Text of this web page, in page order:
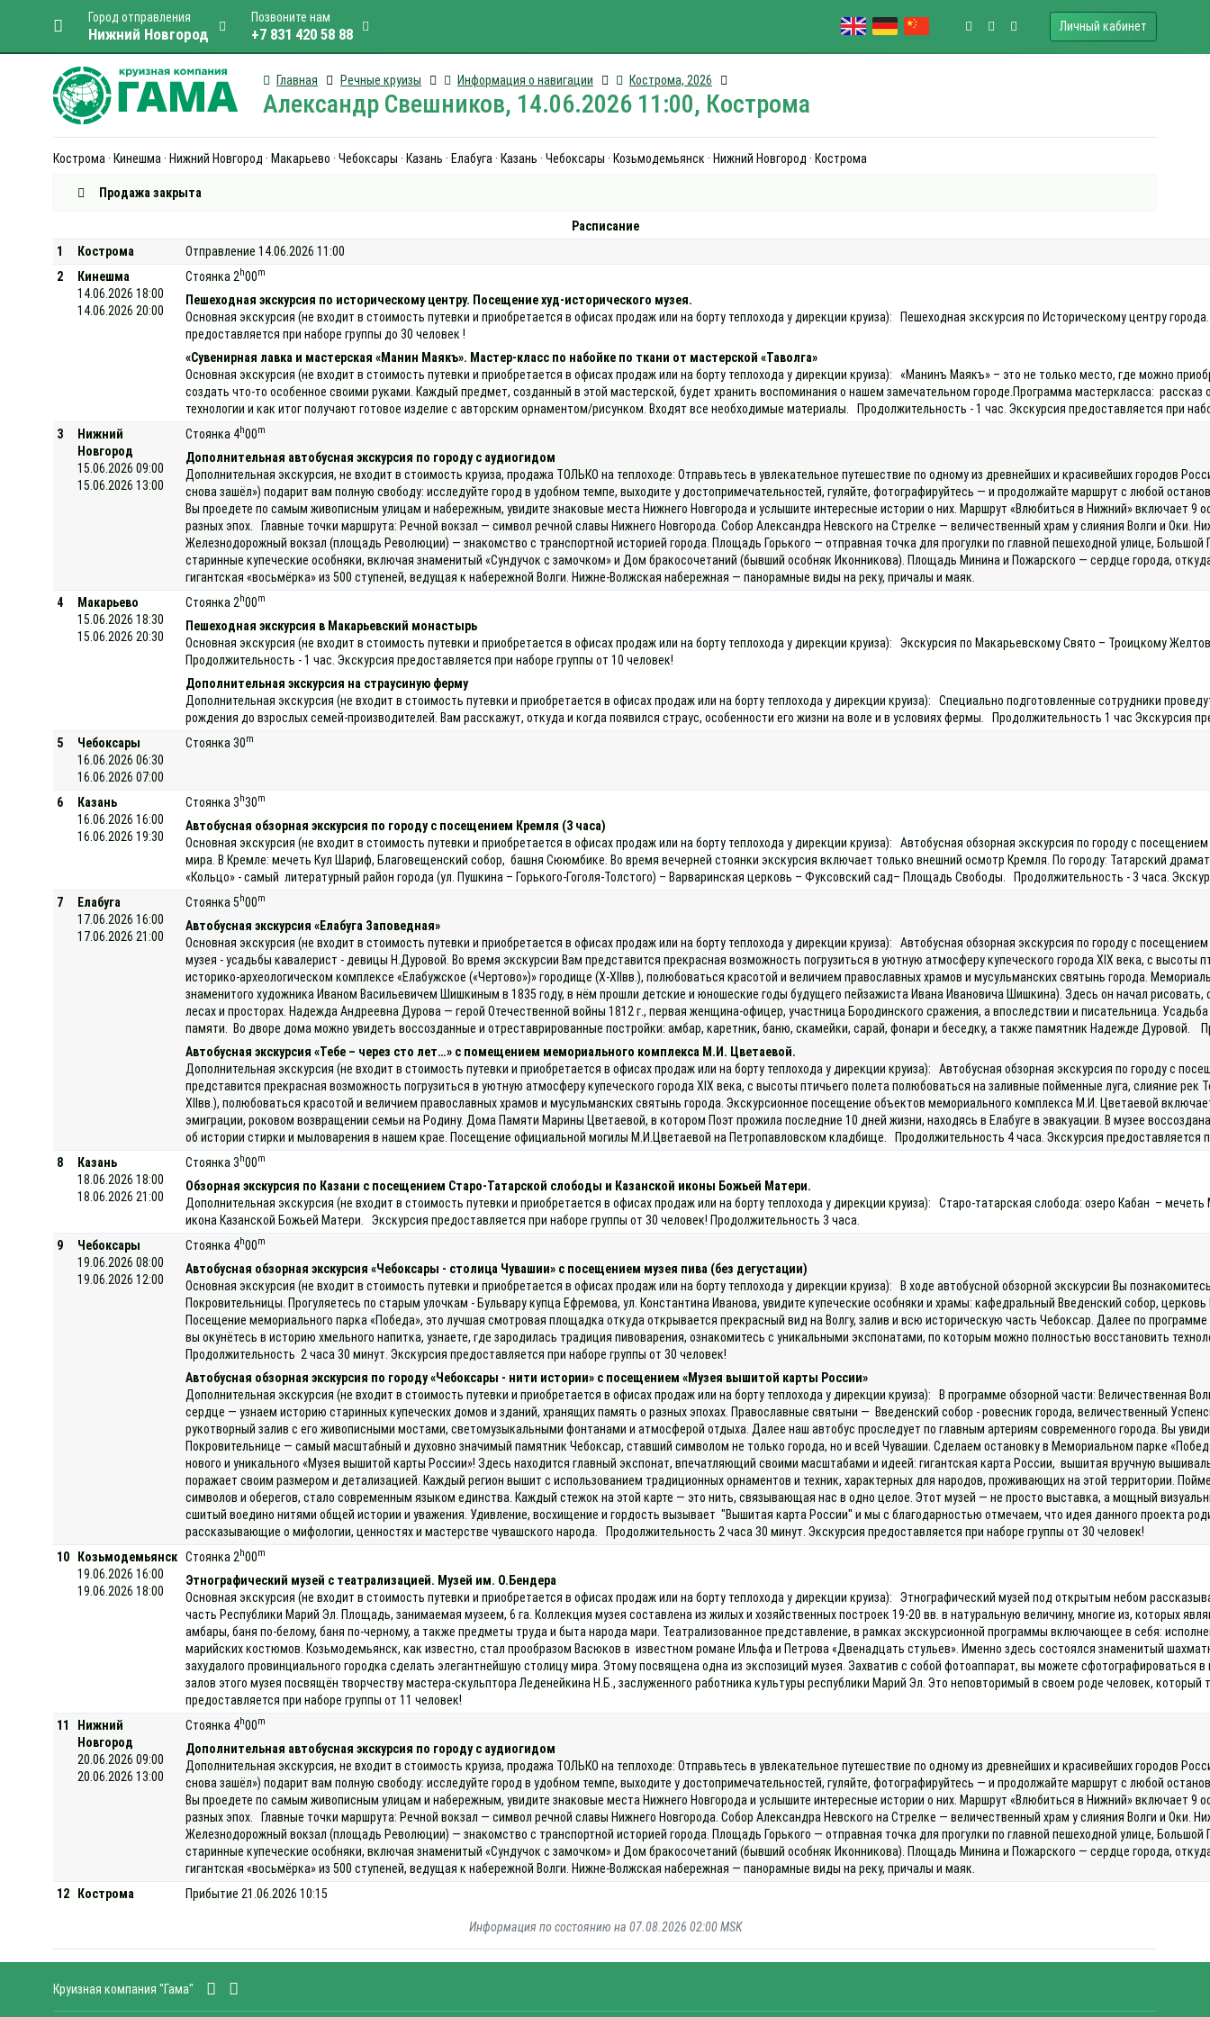
Город отправления
Нижний Новгород
Позвоните нам
+7 831 420 58 88 Личный кабинет
Главная Речные круизы Информация о навигации Кострома, 2026
Александр Свешников, 14.06.2026 11:00, Кострома
Кострома · Кинешма · Нижний Новгород · Макарьево · Чебоксары · Казань · Елабуга · Казань · Чебоксары · Козьмодемьянск · Нижний Новгород · Кострома
Продажа закрыта
Расписание
1
Кострома
Отправление 14.06.2026 11:00
2
Кинешма
14.06.2026 18:00
14.06.2026 20:00
Стоянка 2 h00m
Пешеходная экскурсия по историческому центру. Посещение худ-исторического музея.
Основная экскурсия (не входит в стоимость путевки и приобретается в офисах продаж или на борту теплохода у дирекции круиза): Пешеходная экскурсия по Историческому центру
предоставляется при наборе группы до 30 человек !
«Сувенирная лавка и мастерская «Манин Маякъ». Мастер-класс по набойке по ткани от мастерской «Таволга»
Основная экскурсия (не входит в стоимость путевки и приобретается в офисах продаж или на борту теплохода у дирекции круиза): «Манинъ Маякъ» – это не только место, где можно
создать что-то особенное своими руками. Каждый предмет, созданный в этой мастерской, будет хранить воспоминания о нашем замечательном городе.Программа мастеркласса:
технологии и как итог получают готовое изделие с авторским орнаментом/рисунком. Входят все необходимые материалы. Продолжительность - 1 час. Экскурсия предоставляется при
3
Нижний
Новгород
15.06.2026 09:00
15.06.2026 13:00
Стоянка 4h00m
Дополнительная автобусная экскурсия по городу с аудиогидом
Дополнительная экскурсия, не входит в стоимость круиза, продажа ТОЛЬКО на теплоходе: Отправьтесь в увлекательное путешествие по одному из древнейших и красивейших городов
снова зашёл») подарит вам полную свободу: исследуйте город в удобном темпе, выходите у достопримечательностей, гуляйте, фотографируйтесь — и продолжайте маршрут с любой
Вы проедете по самым живописным улицам и набережным, увидите знаковые места Нижнего Новгорода и услышите интересные истории о них. Маршрут «Влюбиться в Нижний» включает
разных эпох. Главные точки маршрута: Речной вокзал — символ речной славы Нижнего Новгорода. Собор Александра Невского на Стрелке — величественный храм у слияния Волги и Оки.
Железнодорожный вокзал (площадь Революции) — знакомство с транспортной историей города. Площадь Горького — отправная точка для прогулки по главной пешеходной улице,
старинные купеческие особняки, включая знаменитый «Сундучок с замочком» и Дом бракосочетаний (бывший особняк Иконникова). Площадь Минина и Пожарского — сердце города,
гигантская «восьмёрка» из 500 ступеней, ведущая к набережной Волги. Нижне‑Волжская набережная — панорамные виды на реку, причалы и маяк.
4
Макарьево
15.06.2026 18:30
15.06.2026 20:30
Стоянка 2 h00m
Пешеходная экскурсия в Макарьевский монастырь
Основная экскурсия (не входит в стоимость путевки и приобретается в офисах продаж или на борту теплохода у дирекции круиза): Экскурсия по Макарьевскому Свято – Троицкому
Продолжительность - 1 час. Экскурсия предоставляется при наборе группы от 10 человек!
Дополнительная экскурсия на страусиную ферму
Дополнительная экскурсия (не входит в стоимость путевки и приобретается в офисах продаж или на борту теплохода у дирекции круиза): Специально подготовленные сотрудники
рождения до взрослых семей-производителей. Вам расскажут, откуда и когда появился страус, особенности его жизни на воле и в условиях фермы. Продолжительность 1 час Экскурсия
5
Чебоксары
16.06.2026 06:30
16.06.2026 07:00
Стоянка 30m
6
Казань
16.06.2026 16:00
16.06.2026 19:30
Стоянка 3 h30m
Автобусная обзорная экскурсия по городу с посещением Кремля (3 часа)
Основная экскурсия (не входит в стоимость путевки и приобретается в офисах продаж или на борту теплохода у дирекции круиза): Автобусная обзорная экскурсия по городу с
мира. В Кремле: мечеть Кул Шариф, Благовещенский собор, башня Сююмбике. Во время вечерней стоянки экскурсия включает только внешний осмотр Кремля. По городу: Татарский
«Кольцо» - самый литературный район города (ул. Пушкина – Горького-Гоголя-Толстого) – Варваринская церковь – Фуксовский сад– Площадь Свободы. Продолжительность - 3 часа.
7
Елабуга
17.06.2026 16:00
17.06.2026 21:00
Стоянка 5 h00m
Автобусная экскурсия «Елабуга Заповедная»
Основная экскурсия (не входит в стоимость путевки и приобретается в офисах продаж или на борту теплохода у дирекции круиза): Автобусная обзорная экскурсия по городу с
музея - усадьбы кавалерист - девицы Н.Дуровой. Во время экскурсии Вам представится прекрасная возможность погрузиться в уютную атмосферу купеческого города XIX века, с
историко-археологическом комплексе «Елабужское («Чертово»)» городище (X-XIIвв.), полюбоваться красотой и величием православных храмов и мусульманских святынь города.
знаменитого художника Иваном Васильевичем Шишкиным в 1835 году, в нём прошли детские и юношеские годы будущего пейзажиста Ивана Ивановича Шишкина). Здесь он начал
лесах и просторах. Надежда Андреевна Дурова — герой Отечественной войны 1812 г., первая женщина-офицер, участница Бородинского сражения, а впоследствии и писательница.
памяти. Во дворе дома можно увидеть воссозданные и отреставрированные постройки: амбар, каретник, баню, скамейки, сарай, фонари и беседку, а также памятник Надежде Дуровой.
Автобусная экскурсия «Тебе – через сто лет…» с помещением мемориального комплекса М.И. Цветаевой.
Дополнительная экскурсия (не входит в стоимость путевки и приобретается в офисах продаж или на борту теплохода у дирекции круиза): Автобусная обзорная экскурсия по городу с
представится прекрасная возможность погрузиться в уютную атмосферу купеческого города XIX века, с высоты птичьего полета полюбоваться на заливные пойменные луга, слияние
XIIвв.), полюбоваться красотой и величием православных храмов и мусульманских святынь города. Экскурсионное посещение объектов мемориального комплекса М.И. Цветаевой
эмиграции, роковом возвращении семьи на Родину. Дома Памяти Марины Цветаевой, в котором Поэт прожила последние 10 дней жизни, находясь в Елабуге в эвакуации. В музее
об истории стирки и мыловарения в нашем крае. Посещение официальной могилы М.И.Цветаевой на Петропавловском кладбище. Продолжительность 4 часа. Экскурсия предоставляется
8
Казань
18.06.2026 18:00
18.06.2026 21:00
Стоянка 3 h00m
Обзорная экскурсия по Казани с посещением Старо-Татарской слободы и Казанской иконы Божьей Матери.
Дополнительная экскурсия (не входит в стоимость путевки и приобретается в офисах продаж или на борту теплохода у дирекции круиза): Старо-татарская слобода: озеро Кабан –
икона Казанской Божьей Матери. Экскурсия предоставляется при наборе группы от 30 человек! Продолжительность 3 часа.
9
Чебоксары
19.06.2026 08:00
19.06.2026 12:00
Стоянка 4h00m
Автобусная обзорная экскурсия «Чебоксары - столица Чувашии» с посещением музея пива (без дегустации)
Основная экскурсия (не входит в стоимость путевки и приобретается в офисах продаж или на борту теплохода у дирекции круиза): В ходе автобусной обзорной экскурсии Вы
Покровительницы. Прогуляетесь по старым улочкам - Бульвару купца Ефремова, ул. Константина Иванова, увидите купеческие особняки и храмы: кафедральный Введенский собор,
Посещение мемориального парка «Победа», это лучшая смотровая площадка откуда открывается прекрасный вид на Волгу, залив и всю историческую часть Чебоксар. Далее по
вы окунётесь в историю хмельного напитка, узнаете, где зародилась традиция пивоварения, ознакомитесь с уникальными экспонатами, по которым можно полностью восстановить
Продолжительность 2 часа 30 минут. Экскурсия предоставляется при наборе группы от 30 человек!
Автобусная обзорная экскурсия по городу «Чебоксары - нити истории» с посещением «Музея вышитой карты России»
Дополнительная экскурсия (не входит в стоимость путевки и приобретается в офисах продаж или на борту теплохода у дирекции круиза): В программе обзорной части: Величественная
сердце — узнаем историю старинных купеческих домов и зданий, хранящих память о разных эпохах. Православные святыни — Введенский собор - ровесник города, величественный
рукотворный залив с его живописными мостами, светомузыкальными фонтанами и атмосферой отдыха. Далее наш автобус проследует по главным артериям современного города. Вы
Покровительнице — самый масштабный и духовно значимый памятник Чебоксар, ставший символом не только города, но и всей Чувашии. Сделаем остановку в Мемориальном парке
нового и уникального «Музея вышитой карты России»! Здесь находится главный экспонат, впечатляющий своими масштабами и идеей: гигантская карта России, вышитая вручную
поражает своим размером и детализацией. Каждый регион вышит с использованием традиционных орнаментов и техник, характерных для народов, проживающих на этой территории.
символов и оберегов, стало современным языком единства. Каждый стежок на этой карте — это нить, связывающая нас в одно целое. Этот музей — не просто выставка, а мощный
сшитый воедино нитями общей истории и уважения. Удивление, восхищение и гордость вызывает "Вышитая карта России" и мы с благодарностью отмечаем, что идея данного проекта
рассказывающие о мифологии, ценностях и мастерстве чувашского народа. Продолжительность 2 часа 30 минут. Экскурсия предоставляется при наборе группы от 30 человек!
10
Козьмодемьянск
19.06.2026 16:00
19.06.2026 18:00
Стоянка 2 h00m
Этнографический музей с театрализацией. Музей им. О.Бендера
Основная экскурсия (не входит в стоимость путевки и приобретается в офисах продаж или на борту теплохода у дирекции круиза): Этнографический музей под открытым небом
часть Республики Марий Эл. Площадь, занимаемая музеем, 6 га. Коллекция музея составлена из жилых и хозяйственных построек 19-20 вв. в натуральную величину, многие из, которых
амбары, баня по-белому, баня по-черному, а также предметы труда и быта народа мари. Театрализованное представление, в рамках экскурсионной программы включающее в себя:
марийских костюмов. Козьмодемьянск, как известно, стал прообразом Васюков в известном романе Ильфа и Петрова «Двенадцать стульев». Именно здесь состоялся знаменитый
захудалого провинциального городка сделать элегантнейшую столицу мира. Этому посвящена одна из экспозиций музея. Захватив с собой фотоаппарат, вы можете
залов этого музея посвящён творчеству мастера-скульптора Леденейкина Н.Б., заслуженного работника культуры республики Марий Эл. Это неповторимый в своем роде человек,
предоставляется при наборе группы от 11 человек!
11
Нижний
Новгород
20.06.2026 09:00
20.06.2026 13:00
Стоянка 4h00m
Дополнительная автобусная экскурсия по городу с аудиогидом
Дополнительная экскурсия, не входит в стоимость круиза, продажа ТОЛЬКО на теплоходе: Отправьтесь в увлекательное путешествие по одному из древнейших и красивейших городов
снова зашёл») подарит вам полную свободу: исследуйте город в удобном темпе, выходите у достопримечательностей, гуляйте, фотографируйтесь — и продолжайте маршрут с любой
Вы проедете по самым живописным улицам и набережным, увидите знаковые места Нижнего Новгорода и услышите интересные истории о них. Маршрут «Влюбиться в Нижний» включает
разных эпох. Главные точки маршрута: Речной вокзал — символ речной славы Нижнего Новгорода. Собор Александра Невского на Стрелке — величественный храм у слияния Волги и Оки.
Железнодорожный вокзал (площадь Революции) — знакомство с транспортной историей города. Площадь Горького — отправная точка для прогулки по главной пешеходной улице,
старинные купеческие особняки, включая знаменитый «Сундучок с замочком» и Дом бракосочетаний (бывший особняк Иконникова). Площадь Минина и Пожарского — сердце города,
гигантская «восьмёрка» из 500 ступеней, ведущая к набережной Волги. Нижне‑Волжская набережная — панорамные виды на реку, причалы и маяк.
12
Кострома Прибытие 21.06.2026 10:15
Информация по состоянию на 07.08.2026 02:00 MSK
Круизная компания "Гама"